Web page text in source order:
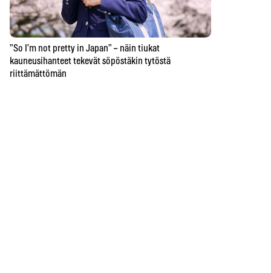
”So I’m not pretty in Japan” – näin tiukat
kauneusihanteet tekevät söpöstäkin tytöstä
riittämättömän